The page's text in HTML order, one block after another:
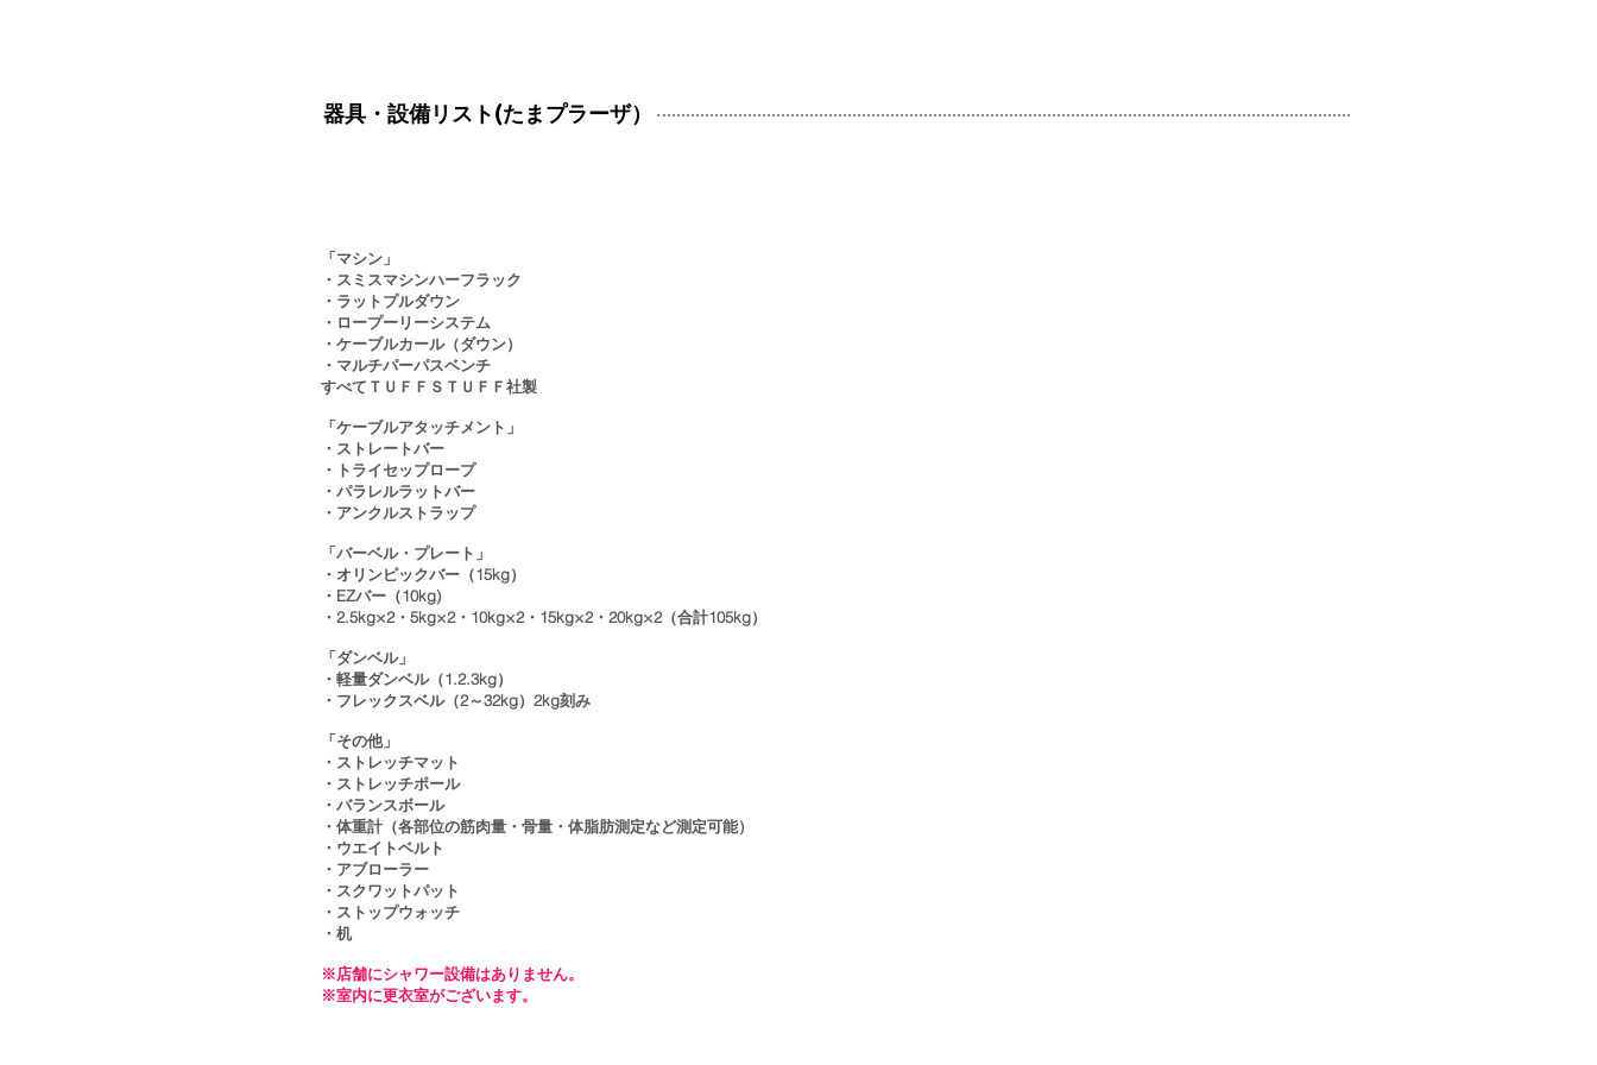
器具・設備リスト(たまプラーザ）
「マシン」
・スミスマシンハーフラック
・ラットプルダウン
・ロープーリーシステム
・ケーブルカール（ダウン）
・マルチパーパスベンチ
すべてＴＵＦＦＳＴＵＦＦ社製
「ケーブルアタッチメント」
・ストレートバー
・トライセップロープ
・パラレルラットバー
・アンクルストラップ
「バーベル・プレート」
・オリンピックバー（15kg）
・EZバー（10kg)
​・2.5kg×2・5kg×2・10kg×2・15kg×2・20kg×2（合計105kg）
「ダンベル」
・軽量ダンベル（1.2.3kg）
・フレックスベル（2～32kg）2kg刻み
「その他」
​・ストレッチマット
・ストレッチポール
・バランスボール
・体重計（各部位の筋肉量・骨量・体脂肪測定など測定可能）
・ウエイトベルト
​・アブローラー
・スクワットパット
・ストップウォッチ​
・机
※店舗にシャワー設備はありません。
​※室内に更衣室がございます。